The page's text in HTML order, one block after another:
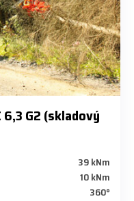
6,3 G2 (skladový
39 kNm
10 kNm
360°